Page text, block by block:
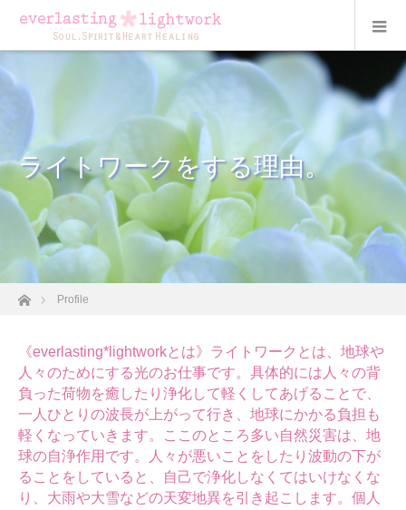
ライトワークをする理由。
ホームProfile
《everlasting*lightworkとは》ライトワークとは、地球や
人々のためにする光のお仕事です。具体的には人々の背
負った荷物を癒したり浄化して軽くしてあげることで、
一人ひとりの波長が上がって行き、地球にかかる負担も
軽くなっていきます。ここのところ多い自然災害は、地
球の自浄作用です。人々が悪いことをしたり波動の下が
ることをしていると、自己で浄化しなくてはいけなくな
り、大雨や大雪などの天変地異を引き起こします。個人